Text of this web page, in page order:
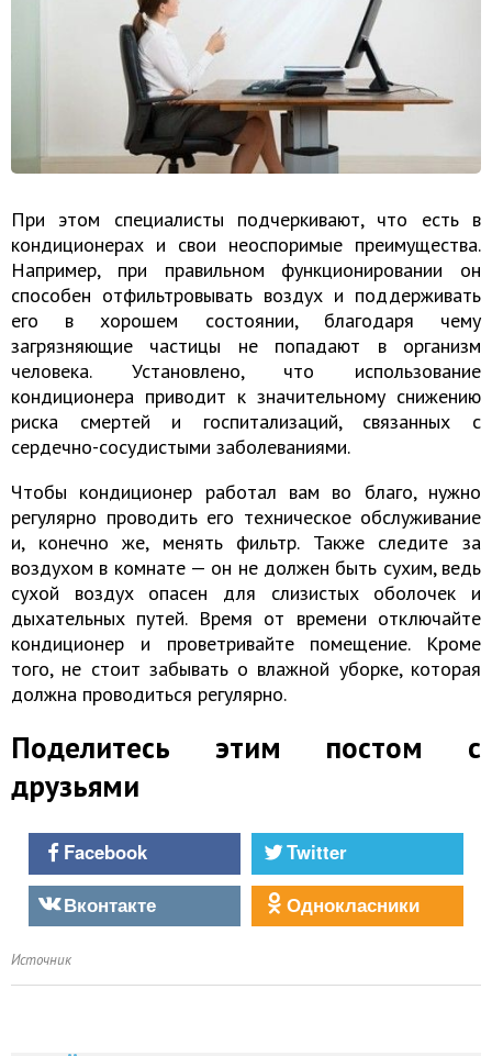
При этом специалисты подчеркивают, что есть в
кондиционерах и свои неоспоримые преимущества.
Например, при правильном функционировании он
способен отфильтровывать воздух и поддерживать
его в хорошем состоянии, благодаря чему
загрязняющие частицы не попадают в организм
человека. Установлено, что использование
кондиционера приводит к значительному снижению
риска смертей и госпитализаций, связанных с
сердечно-сосудистыми заболеваниями.
Чтобы кондиционер работал вам во благо, нужно
регулярно проводить его техническое обслуживание
и, конечно же, менять фильтр. Также следите за
воздухом в комнате — он не должен быть сухим, ведь
сухой воздух опасен для слизистых оболочек и
дыхательных путей. Время от времени отключайте
кондиционер и проветривайте помещение. Кроме
того, не стоит забывать о влажной уборке, которая
должна проводиться регулярно.
Поделитесь этим постом с
друзьями
Facebook
Twitter
Вконтакте
Однокласники
Источник